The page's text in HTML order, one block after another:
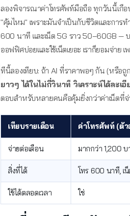
ลองพิจารณาค่าโทรศัพท์มือถือ ทุกวันนี้เกือ
"คุ้มไหม" เพราะมันจำเป็นกับชีวิตและการท
600 นาที และเน็ต 5G ราว 50–60GB — บ
ออฟฟิศบ่อยและใช้เน็ตเยอะ เราก็ยอมจ่าย
ทีนี้ลองเทียบ: ถ้า AI ที่ราคาพอๆ กัน (หรือถู
ยาวๆ ได้ในไม่กี่วินาที วิเคราะห์ได้ละเ
ตอบสำหรับหลายคนคือคุ้มยิ่งกว่าค่าเน็ตที่จ่
เทียบรายเดือน ค่าโทรศัพท์ (ตัว
จ่ายต่อเดือน มากกว่า 1,200 บ
สิ่งที่ได้ โทร 600 นาที, เ
ใช้ได้ตลอดเวลา ใช่